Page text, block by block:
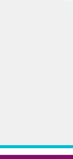
zilelor in care